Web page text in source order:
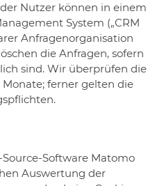
Nutzer können in einem
System („CRM
Anfragenorganisation
die Anfragen, sofern
sind. Wir überprüfen die
ferner gelten die
Software Matomo
Auswertung der